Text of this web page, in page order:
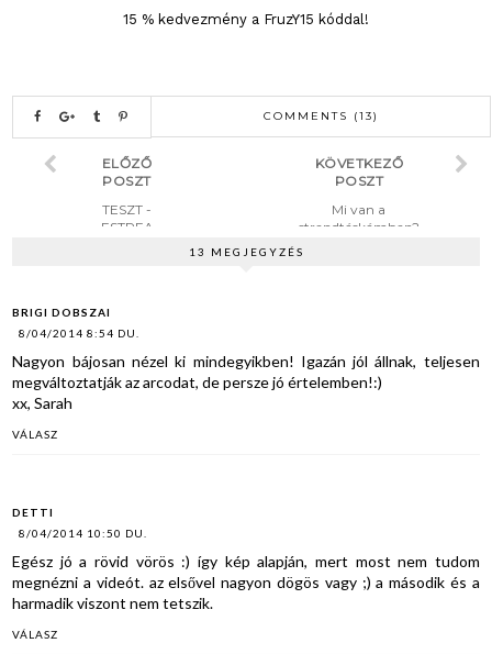
15 % kedvezmény a FruzY15 kóddal!
COMMENTS (13)
KÖVETKEZŐ
POSZT
Mi van a
strandtáskámban?
ELŐZŐ
POSZT
TESZT -
ESTREA
13 MEGJEGYZÉS
BRIGI DOBSZAI
8/04/2014 8:54 DU.
Nagyon bájosan nézel ki mindegyikben! Igazán jól állnak, teljesen
megváltoztatják az arcodat, de persze jó értelemben!:)
xx, Sarah
VÁLASZ
DETTI
8/04/2014 10:50 DU.
Egész jó a rövid vörös :) így kép alapján, mert most nem tudom
megnézni a videót. az elsővel nagyon dögös vagy ;) a második és a
harmadik viszont nem tetszik.
VÁLASZ